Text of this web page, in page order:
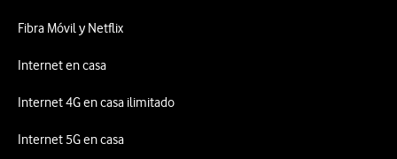
Fibra Móvil y Netflix
Internet en casa
Internet 4G en casa ilimitado
Internet 5G en casa